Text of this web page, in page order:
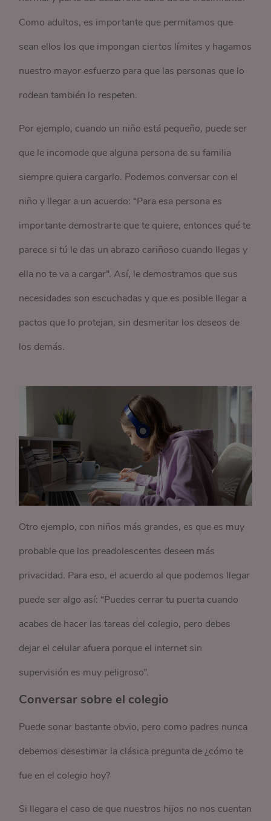
Como adultos, es importante que permitamos que
sean ellos los que impongan ciertos límites y hagamos
nuestro mayor esfuerzo para que las personas que lo
rodean también lo respeten.
Por ejemplo, cuando un niño está pequeño, puede ser
que le incomode que alguna persona de su familia
siempre quiera cargarlo. Podemos conversar con el
niño y llegar a un acuerdo: “Para esa persona es
importante demostrarte que te quiere, entonces qué te
parece si tú le das un abrazo cariñoso cuando llegas y
ella no te va a cargar”. Así, le demostramos que sus
necesidades son escuchadas y que es posible llegar a
pactos que lo protejan, sin desmeritar los deseos de
los demás.
Otro ejemplo, con niños más grandes, es que es muy
probable que los preadolescentes deseen más
privacidad. Para eso, el acuerdo al que podemos llegar
puede ser algo así: “Puedes cerrar tu puerta cuando
acabes de hacer las tareas del colegio, pero debes
dejar el celular afuera porque el internet sin
supervisión es muy peligroso”.
Conversar sobre el colegio
Puede sonar bastante obvio, pero como padres nunca
debemos desestimar la clásica pregunta de ¿cómo te
fue en el colegio hoy?
Si llegara el caso de que nuestros hijos no nos cuentan